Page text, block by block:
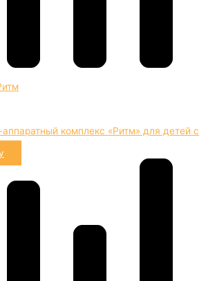
комплекс «Ритм» для детей с